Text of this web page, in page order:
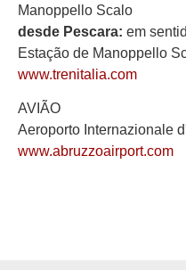
Manoppello Scalo
desde Pescara: em
Estação de Manoppello
www.trenitalia.com
AVIÃO
Aeroporto Internazionale
www.abruzzoairport.com